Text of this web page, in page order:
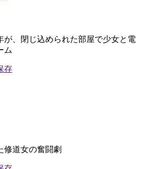
が、閉じ込められた部屋で少女と電
ム
修道女の奮闘劇